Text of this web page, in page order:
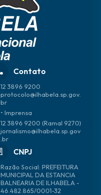
Contato
12 3896 9200
protocolo@ilhabela.sp.gov.
br
• Imprensa
12 3896 9200 (Ramal 9270)
jornalismo@ilhabela.sp.gov
.br
CNPJ
46.482.865/0001-32